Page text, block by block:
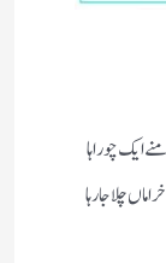
ایک چوراہا
چلاجا رہا